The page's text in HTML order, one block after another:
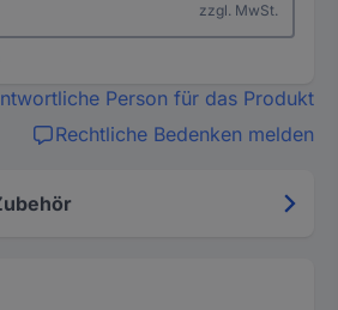
zzgl. MwSt.
Person für das Produkt
Rechtliche Bedenken melden